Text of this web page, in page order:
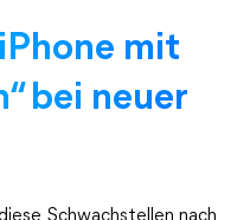
mit
bei neuer